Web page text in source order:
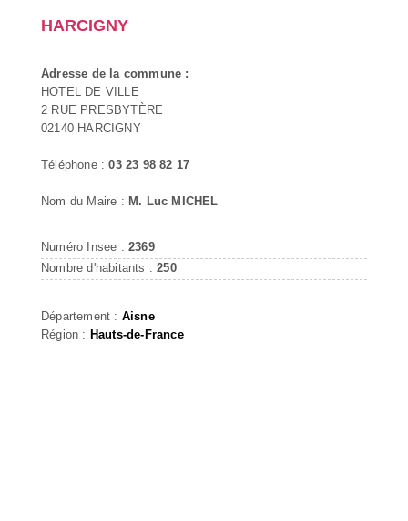
HARCIGNY
Adresse de la commune :
HOTEL DE VILLE
2 RUE PRESBYTÈRE
02140 HARCIGNY
Téléphone :03 23 98 82 17
Nom du Maire : M. Luc MICHEL
Numéro Insee : 2369
Nombre d'habitants :250
Département : Aisne
Région : Hauts-de-France